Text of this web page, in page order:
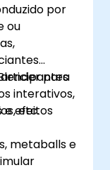
por
ou
para
interativos,
etc.
e efeitos
metaballs e